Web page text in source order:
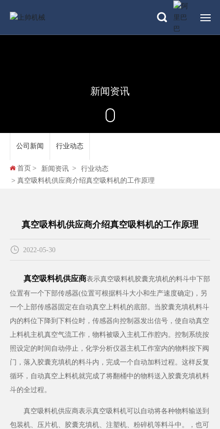
应用案例
联系我们
新闻资讯
公司新闻 行业动态
首页 新闻资讯
行业动态
真空吸料机供应商介绍真空吸料机的工作原理
真空吸料机供应商介绍真空吸料机的工作原理
2022-05-30
真空吸料机供应商表示真空吸料机胶囊充填机的料斗中下部
位置有一个下部传感器(位置可根据料斗大小和生产速度确定)，另
一个上部传感器固定在自动真空上料机的底部。当胶囊充填机料斗
内的料位下降到下料位时，传感器向控制器发出信号，使自动真空
上料机主机真空气流工作，物料被吸入主机工作腔内。控制系统按
照设定的时间自动停止，化学分析仪器主机工作室内的物料按下阀
门，落入胶囊充填机的料斗内，完成一个自动加料过程。这样反复
循环，自动真空上料机就完成了将翻桶中的物料送入胶囊充填机料
斗的全过程。
真空吸料机供应商表示真空吸料机可以自动将各种物料输送到
包装机、压片机、胶囊充填机、注塑机、粉碎机等料斗中。，也可